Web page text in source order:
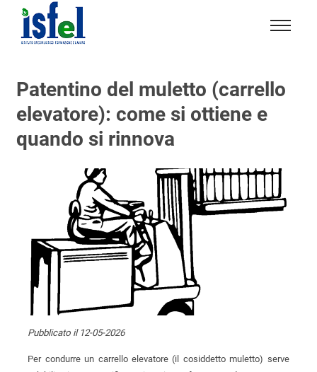
Isfel
formazione
e
Patentino del muletto (carrello
elevatore): come si ottiene e
quando si rinnova
Pubblicato il 12-05-2026
Per condurre un carrello elevatore (il cosiddetto muletto) serve